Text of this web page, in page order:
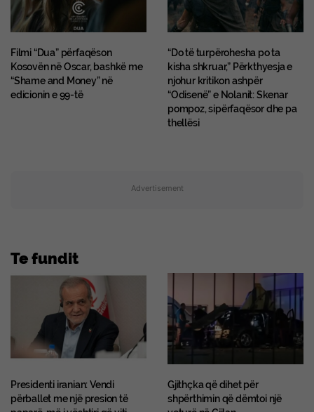
Filmi “Dua” përfaqëson
Kosovën në Oscar, bashkë me
“Shame and Money” në
edicionin e 99-të
“Do të turpërohesha po ta
kisha shkruar,” Përkthyesja e
njohur kritikon ashpër
“Odisenë” e Nolanit: Skenar
pompoz, sipërfaqësor dhe pa
thellësi
Advertisement
Te fundit
Presidenti iranian: Vendi
përballet me një presion të
Gjithçka që dihet për
shpërthimin që dëmtoi një